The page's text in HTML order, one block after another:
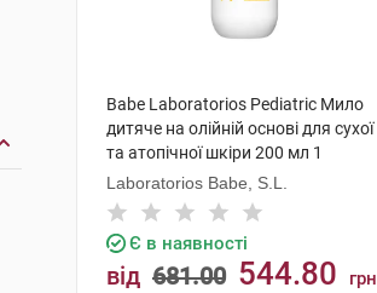
Babe Laboratorios Pediatric Мило
дитяче на олійній основі для сухої
та атопічної шкіри 200 мл 1
флакон
Laboratorios Babe, S.L.
Є в наявності
від 681.00 544.80 грн